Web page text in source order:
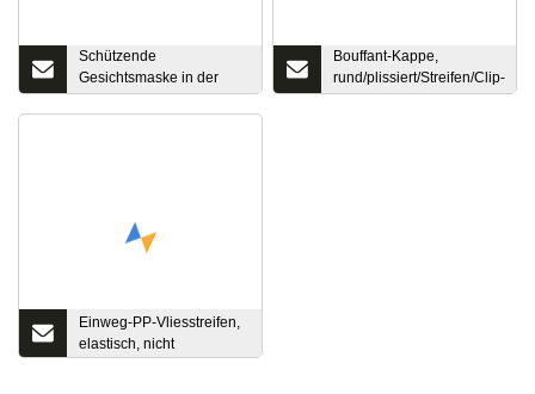
Schützende
Gesichtsmaske in der
Medizin-, Lebensmittel-
Bouffant-Kappe,
rund/plissiert/Streifen/Clip-
Kappe, einzelne doppelte
Einweg-PP-Vliesstreifen,
elastisch, nicht